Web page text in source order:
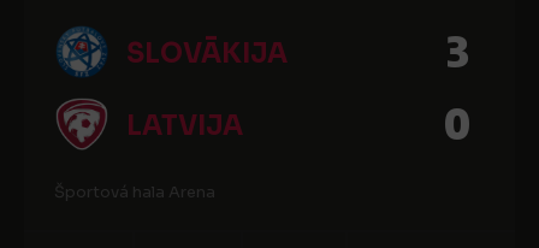
SLOVĀKIJA 3
LATVIJA 0
Športová hala Arena